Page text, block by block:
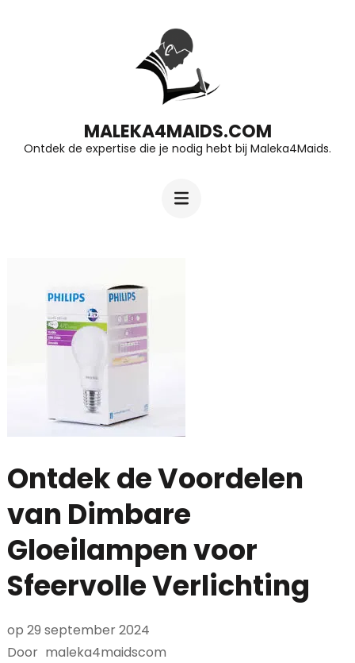
Enter)
MALEKA4MAIDS.COM
Ontdek de expertise die je nodig hebt bij Maleka4Maids.
Ontdek de Voordelen
van Dimbare
Gloeilampen voor
Sfeervolle Verlichting
op 29 september 2024
Door maleka4maidscom